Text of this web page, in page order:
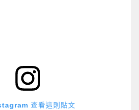
查看這則貼文